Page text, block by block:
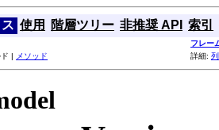
使用 階層ツリー 非推奨 API 索引
フレー
| メソッド 詳細: